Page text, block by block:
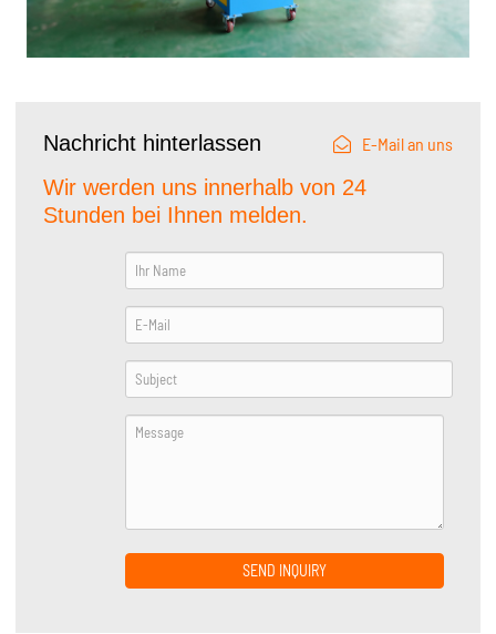
Nachricht hinterlassen E-Mail an uns
Wir werden uns innerhalb von 24
Stunden bei Ihnen melden.
SEND INQUIRY